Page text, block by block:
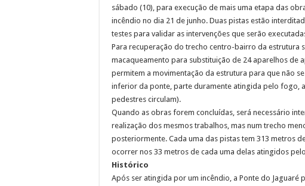
sábado (10), para execução de mais uma etapa das
incêndio no dia 21 de junho. Duas pistas estão
testes para validar as intervenções que serão
Para recuperação do trecho centro-bairro da estrutura
macaqueamento para substituição de 24 aparelhos de
permitem a movimentação da estrutura para que não
inferior da ponte, parte duramente atingida pelo fogo,
pedestres circulam).
Quando as obras forem concluídas, será necessário
realização dos mesmos trabalhos, mas num trecho
posteriormente. Cada uma das pistas tem 313 metros
ocorrer nos 33 metros de cada uma delas atingidos
Histórico
Após ser atingida por um incêndio, a Ponte do